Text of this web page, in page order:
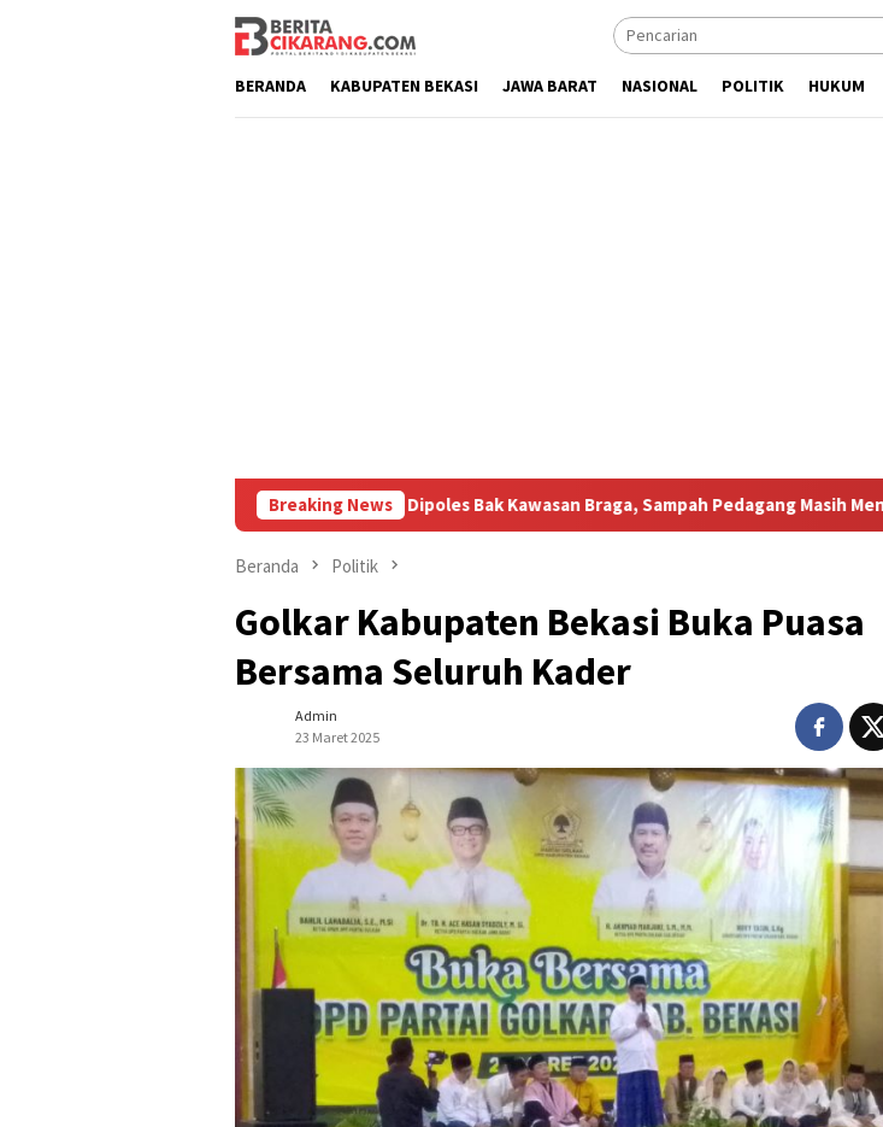
BERANDA KABUPATEN BEKASI JAWA BARAT NASIONAL POLITIK HUKUM
Breaking News
Pasar Baru Cikarang Dipoles Bak Kawasan Braga, Sampah Pedagang Masih Mengusik
Beranda Politik
Golkar Kabupaten Bekasi Buka Puasa
Bersama Seluruh Kader
Admin
23 Maret 2025